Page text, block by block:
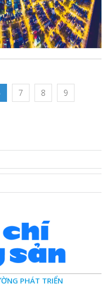
7 8
9
PHÁT TRIỂN